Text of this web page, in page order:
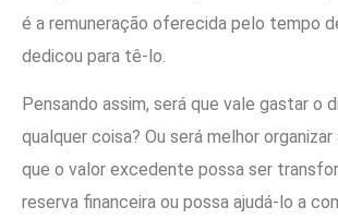
é a remuneração oferecida pelo tempo
dedicou para tê-lo.
Pensando assim, será que vale gastar o
qualquer coisa? Ou será melhor
que o valor excedente possa ser
reserva financeira ou possa ajudá-lo a